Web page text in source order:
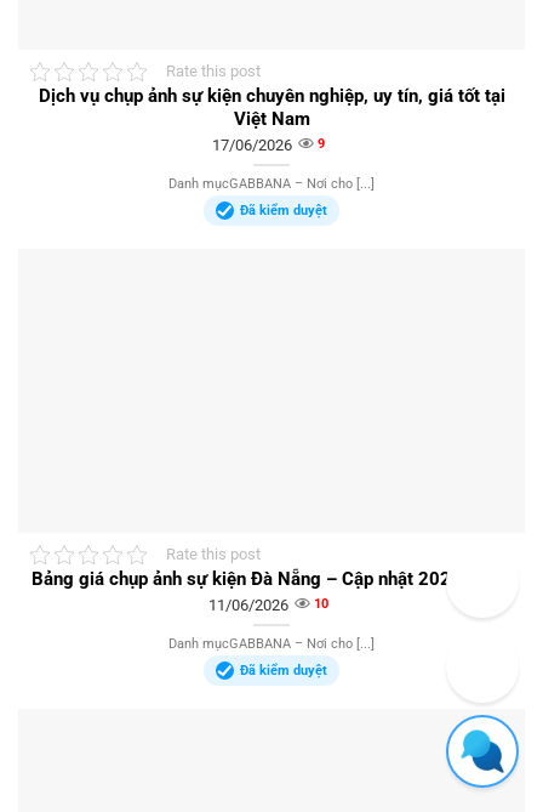
Rate this post
Dịch vụ chụp ảnh sự kiện chuyên nghiệp, uy tín, giá tốt tại
Việt Nam
17/06/2026 9
Danh mụcGABBANA – Nơi cho [...]
Đã kiểm duyệt
Rate this post
Bảng giá chụp ảnh sự kiện Đà Nẵng – Cập nhật 2026-2027
11/06/2026 10
Danh mụcGABBANA – Nơi cho [...]
Đã kiểm duyệt